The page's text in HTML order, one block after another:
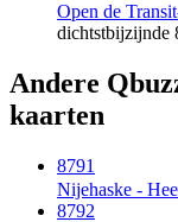
Open de
dichtstbijzijnde
Andere
kaarten
8791
Nijehaske -
8792